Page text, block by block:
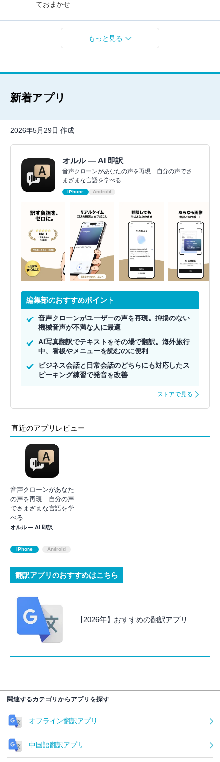
ておまかせ
もっと見る
新着アプリ
2026年5月29日 作成
オルル — AI 即訳
音声クローンがあなたの声を再現 自分の声でさ
まざまな言語を学べる
iPhone Android
編集部のおすすめポイント
音声クローンがユーザーの声を再現。抑揚のない
機械音声が不満な人に最適
AI写真翻訳でテキストをその場で翻訳。海外旅行
中、看板やメニューを読むのに便利
ビジネス会話と日常会話のどちらにも対応したス
ピーキング練習で発音を改善
ストアで見る
直近のアプリレビュー
音声クローンがあなた
の声を再現 自分の声
でさまざまな言語を学
べる
オルル — AI 即訳
iPhone Android
翻訳アプリのおすすめはこちら
【2026年】おすすめの翻訳アプリ
関連するカテゴリからアプリを探す
オフライン翻訳アプリ
中国語翻訳アプリ